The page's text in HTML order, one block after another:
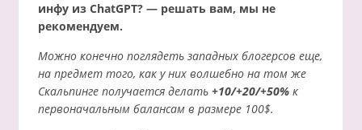
инфу из ChatGPT? — решать вам, мы не
рекомендуем.
Можно конечно поглядеть западных блогерсов еще,
на предмет того, как у них волшебно на том же
Скальпинге получается делать +10/+20/+50%к
первоначальным балансам в размере 100$.